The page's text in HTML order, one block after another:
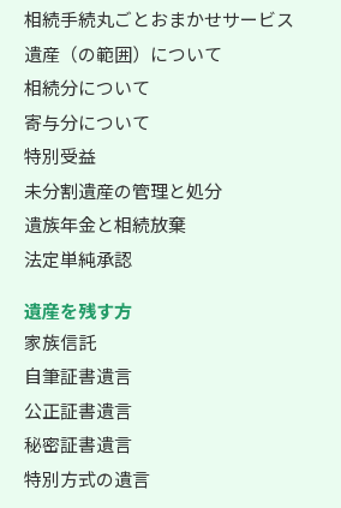
相続手続丸ごとおまかせサービス
遺産（の範囲）について
相続分について
寄与分について
特別受益
未分割遺産の管理と処分
遺族年金と相続放棄
法定単純承認
遺産を残す方
家族信託
自筆証書遺言
公正証書遺言
秘密証書遺言
特別方式の遺言